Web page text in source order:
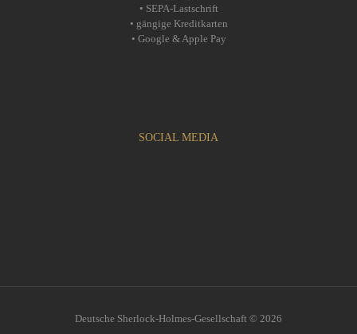
• SEPA-Lastschrift
• gängige Kreditkarten
• Google & Apple Pay
SOCIAL MEDIA
Deutsche Sherlock-Holmes-Gesellschaft © 2026